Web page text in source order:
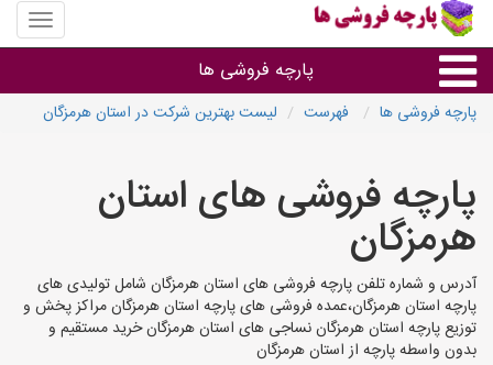
منوی
سایت
فروشی
پارچه فروشی ها
پارچه براساس رنگ طرح و کاربرد
پارچه فروشی های هر شهر
پارچه فروشی ها فهرست لیست بهترین شرکت در استان هرمزگان
پارچه فروشی های استان
هرمزگان
آدرس و شماره تلفن پارچه فروشی های استان هرمزگان شامل تولیدی های
پارچه استان هرمزگان،عمده فروشی های پارچه استان هرمزگان مراکز پخش و
توزیع پارچه استان هرمزگان نساجی های استان هرمزگان خرید مستقیم و
بدون واسطه پارچه از استان هرمزگان